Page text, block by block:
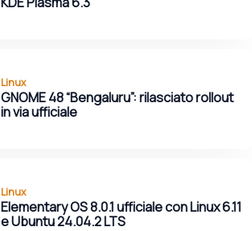
Linux
GNOME 48 “Bengaluru”: rilasciato rollout
in via ufficiale
Linux
Elementary OS 8.0.1 ufficiale con Linux 6.11
e Ubuntu 24.04.2 LTS